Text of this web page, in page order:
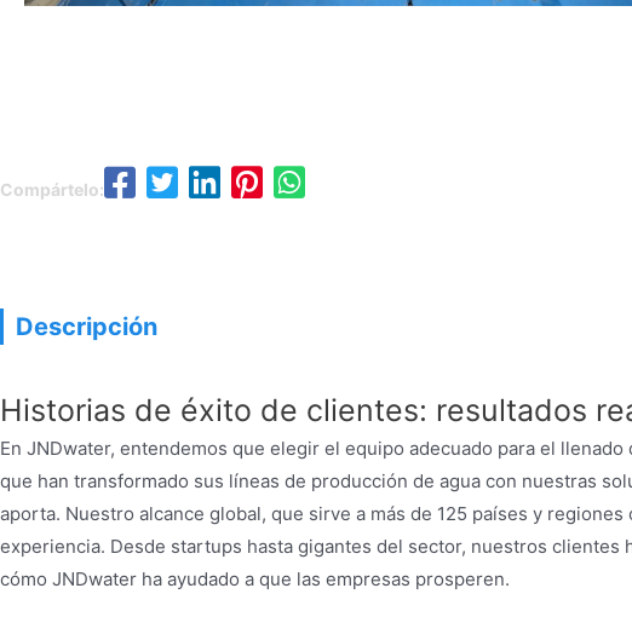
Compártelo:
Descripción
Historias de éxito de clientes: resultados
En JNDwater, entendemos que elegir el equipo adecuado para el
que han transformado sus líneas de producción de agua con nuestras
aporta. Nuestro alcance global, que sirve a más de 125 países y
experiencia. Desde startups hasta gigantes del sector, nuestros
cómo JNDwater ha ayudado a que las empresas prosperen.